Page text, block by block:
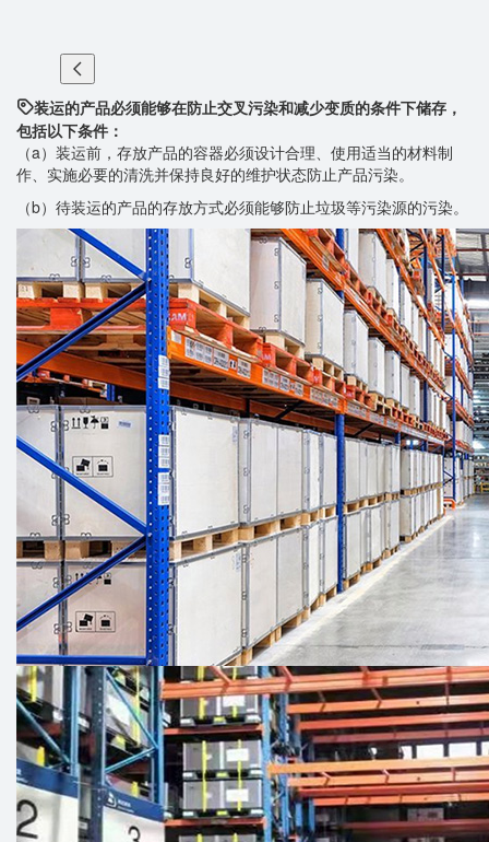
装运的产品必须能够在防止交叉污染和减少变质的条件下储存，
包括以下条件：
（a）装运前，存放产品的容器必须设计合理、使用适当的材料制
作、实施必要的清洗并保持良好的维护状态防止产品污染。
（b）待装运的产品的存放方式必须能够防止垃圾等污染源的污染。